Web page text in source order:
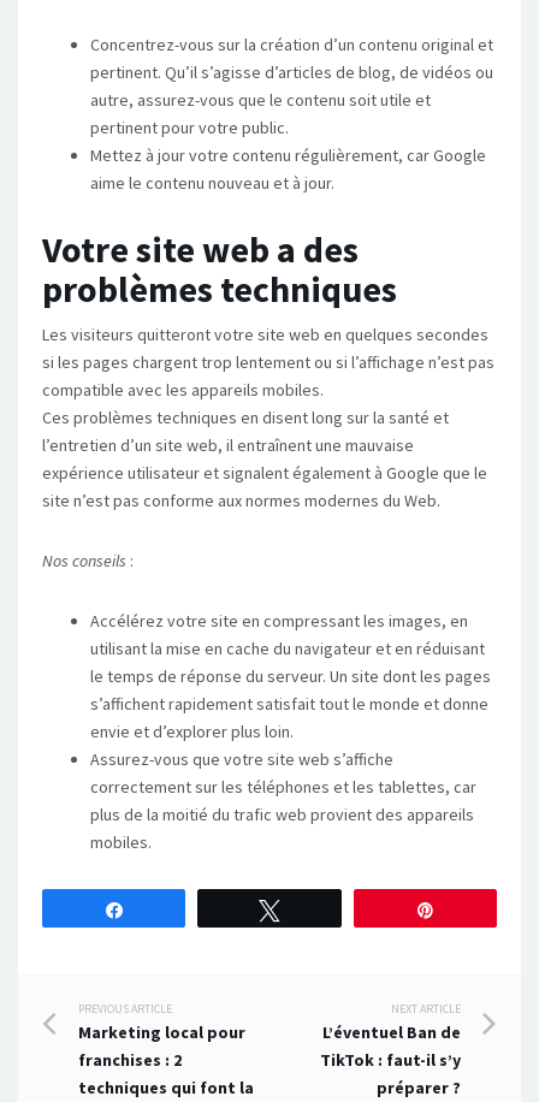
Concentrez-vous sur la création d’un contenu original et
pertinent. Qu’il s’agisse d’articles de blog, de vidéos ou
autre, assurez-vous que le contenu soit utile et
pertinent pour votre public.
Mettez à jour votre contenu régulièrement, car Google
aime le contenu nouveau et à jour.
Votre site web a des
problèmes techniques
Les visiteurs quitteront votre site web en quelques secondes
si les pages chargent trop lentement ou si l’affichage n’est pas
compatible avec les appareils mobiles.
Ces problèmes techniques en disent long sur la santé et
l’entretien d’un site web, il entraînent une mauvaise
expérience utilisateur et signalent également à Google que le
site n’est pas conforme aux normes modernes du Web.
Nos conseils :
Accélérez votre site en compressant les images, en
utilisant la mise en cache du navigateur et en réduisant
le temps de réponse du serveur. Un site dont les pages
s’affichent rapidement satisfait tout le monde et donne
envie et d’explorer plus loin.
Assurez-vous que votre site web s’affiche
correctement sur les téléphones et les tablettes, car
plus de la moitié du trafic web provient des appareils
mobiles.
Post
navigation
PREVIOUS ARTICLE
Marketing local pour
franchises : 2
techniques qui font la
NEXT ARTICLE
L’éventuel Ban de
TikTok : faut-il s’y
préparer ?